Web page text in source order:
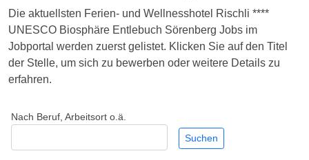
Die aktuellsten Ferien- und Wellnesshotel Rischli ****
UNESCO Biosphäre Entlebuch Sörenberg Jobs im
Jobportal werden zuerst gelistet. Klicken Sie auf den Titel
der Stelle, um sich zu bewerben oder weitere Details zu
erfahren.
Nach Beruf, Arbeitsort o.ä.